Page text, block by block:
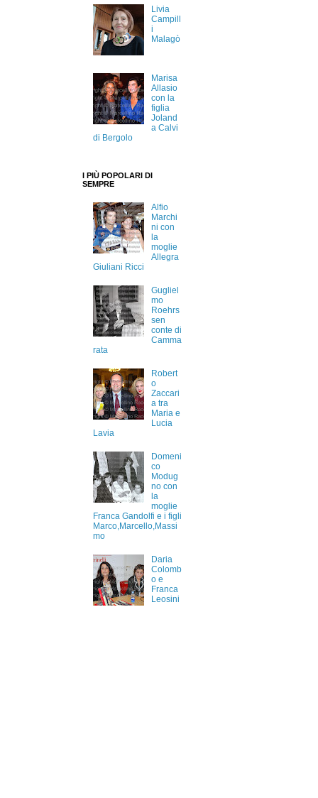
Livia
Campill
i
Malagò
Marisa
Allasio
con la
figlia
Joland
a Calvi
di Bergolo
I PIÙ POPOLARI DI
SEMPRE
Alfio
Marchi
ni con
la
moglie
Allegra
Giuliani Ricci
Gugliel
mo
Roehrs
sen
conte di
Camma
rata
Robert
o
Zaccari
a tra
Maria e
Lucia
Lavia
Domeni
co
Modug
no con
la
moglie
Franca Gandolfi e i figli
Marco,Marcello,Massi
mo
Daria
Colomb
o e
Franca
Leosini